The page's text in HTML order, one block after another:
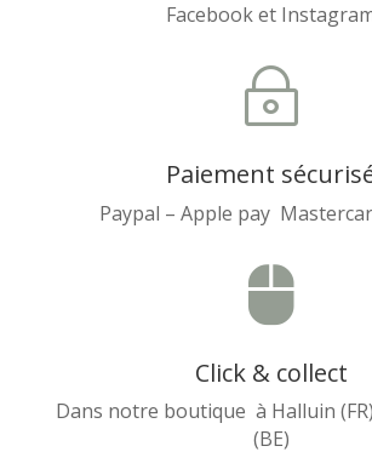
Facebook et
~
Paiement
Paypal – Apple pay

Click & collect
Dans notre boutique à Halluin
(BE)